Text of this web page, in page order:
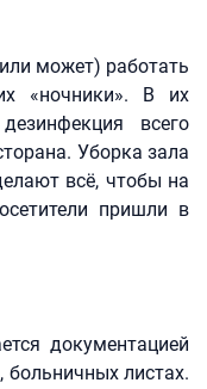
может) работать
«ночники». В их
всего
Уборка зала
всё, чтобы на
пришли в
документацией
больничных листах.